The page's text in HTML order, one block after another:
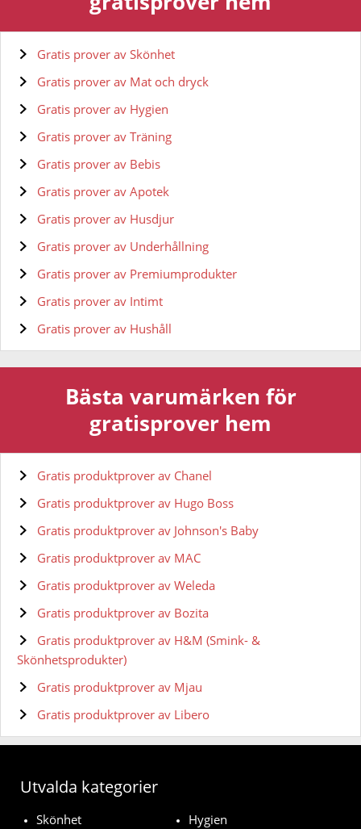
Gratis prover av Skönhet
Gratis prover av Mat och dryck
Gratis prover av Hygien
Gratis prover av Träning
Gratis prover av Bebis
Gratis prover av Apotek
Gratis prover av Husdjur
Gratis prover av Underhållning
Gratis prover av Premiumprodukter
Gratis prover av Intimt
Gratis prover av Hushåll
Bästa varumärken för
gratisprover hem
Gratis produktprover av Chanel
Gratis produktprover av Hugo Boss
Gratis produktprover av Johnson's Baby
Gratis produktprover av MAC
Gratis produktprover av Weleda
Gratis produktprover av Bozita
Gratis produktprover av H&M (Smink- &
Skönhetsprodukter)
Gratis produktprover av Mjau
Gratis produktprover av Libero
Utvalda kategorier
Skönhet Hygien